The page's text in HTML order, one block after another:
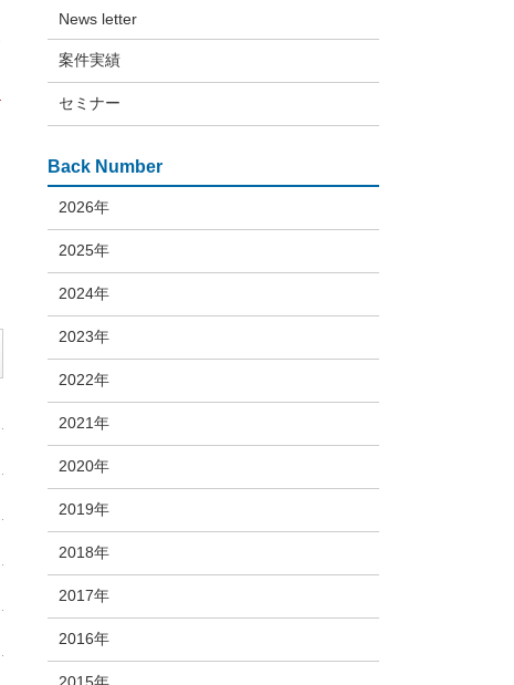
News letter
案件実績
セミナー
Back Number
2026年
2025年
2024年
2023年
2022年
2021年
2020年
2019年
2018年
2017年
2016年